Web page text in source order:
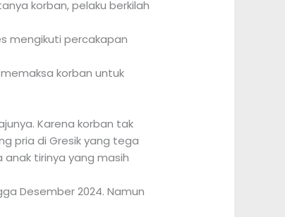
korban, pelaku berkilah
mengikuti percakapan
korban untuk
Karena korban tak
pria di Gresik yang tega
anak tirinya yang masih
Desember 2024. Namun